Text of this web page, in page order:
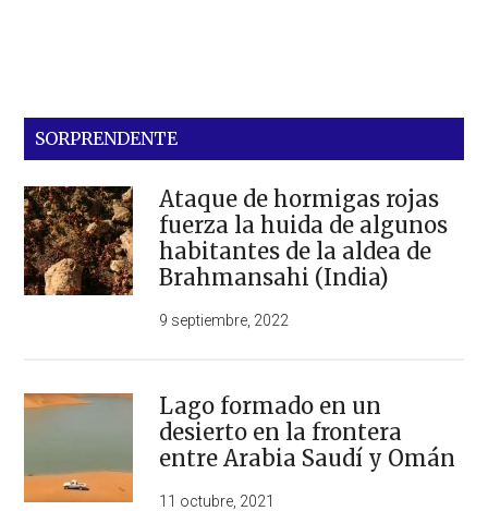
SORPRENDENTE
Ataque de hormigas rojas
fuerza la huida de algunos
habitantes de la aldea de
Brahmansahi (India)
9 septiembre, 2022
Lago formado en un
desierto en la frontera
entre Arabia Saudí y Omán
11 octubre, 2021